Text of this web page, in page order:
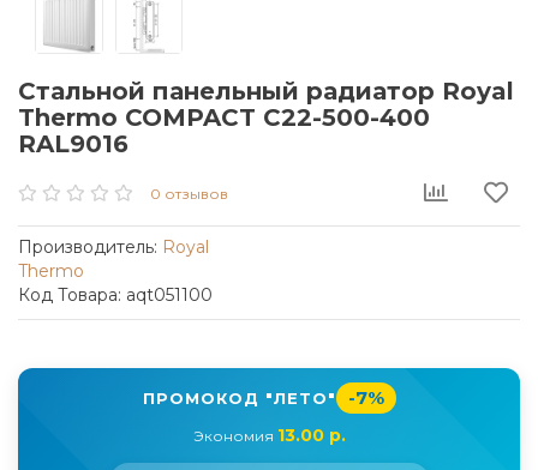
Стальной панельный радиатор Royal
Thermo COMPACT C22-500-400
RAL9016
0 отзывов
Производитель: Royal
Thermo
Код Товара: aqt051100
ПРОМОКОД "ЛЕТО" -7%
Экономия 13.00 р.